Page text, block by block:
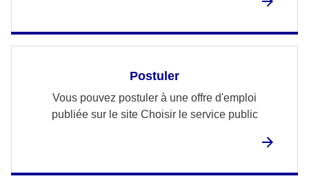
Postuler
Vous pouvez postuler à une offre d'emploi
publiée sur le site Choisir le service public